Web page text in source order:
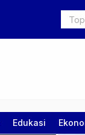
Iran Klaim
Edukasi